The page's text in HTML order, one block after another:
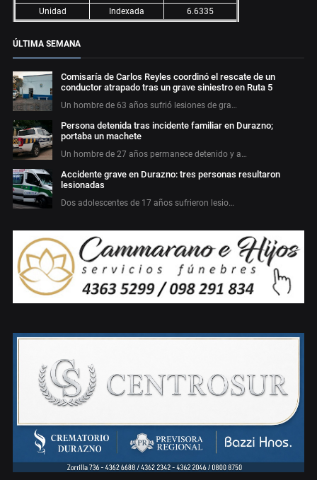
Unidad
Indexada 6.6335
ÚLTIMA SEMANA
Comisaría de Carlos Reyles coordinó el rescate de un
conductor atrapado tras un grave siniestro en Ruta 5
Un hombre de 63 años sufrió lesiones de gra…
Persona detenida tras incidente familiar en Durazno;
portaba un machete
Un hombre de 27 años permanece detenido y a…
Accidente grave en Durazno: tres personas resultaron
lesionadas
Dos adolescentes de 17 años sufrieron lesio…